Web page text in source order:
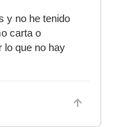
y no he tenido
carta o
lo que no hay